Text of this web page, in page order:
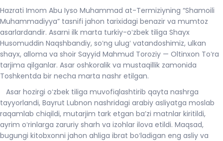
Hazrati Imom Abu Iyso Muhammad at-Termiziyning “Shamoili
Muhammadiyya” tasnifi jahon tarixidagi benazir va mumtoz
asarlardandir. Asarni ilk marta turkiy-oʻzbek tiliga Shayx
Husomuddin Naqshbandiy, soʻng ulugʻ vatandoshimiz, ulkan
shayx, alloma va shoir Sayyid Mahmud Toroziy — Oltinxon Toʻra
tarjima qilganlar. Asar oshkoralik va mustaqillik zamonida
Toshkentda bir necha marta nashr etilgan.
Asar hozirgi oʻzbek tiliga muvofiqlashtirib qayta nashrga
tayyorlandi, Bayrut Lubnon nashridagi arabiy asliyatga moslab
raqamlab chiqildi, mutarjim tark etgan baʼzi matnlar kiritildi,
ayrim oʻrinlarga zaruriy sharh va izohlar ilova etildi. Maqsad,
bugungi kitobxonni jahon ahliga ibrat boʻladigan eng asliy va